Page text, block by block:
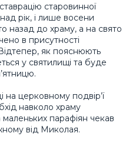
старовинної
рік, і лише восени
назад до храму, а на свято
в присутності
як пояснюють
у святилищі та буде
на церковному подвір’ї
навколо храму
парафіян чекав
від Миколая.